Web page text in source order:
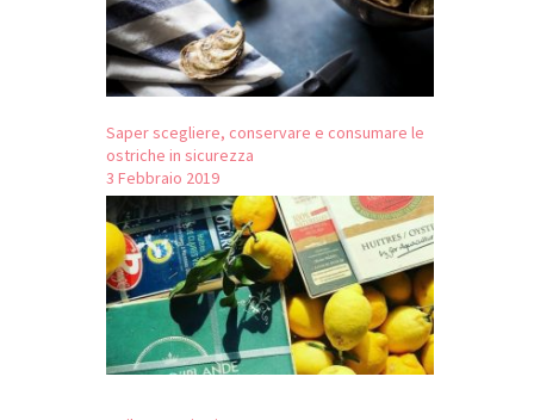
Saper scegliere, conservare e consumare le
ostriche in sicurezza
3 Febbraio 2019